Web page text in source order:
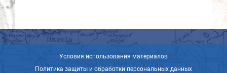
Условия использования материалов
Политика защиты и обработки персональных данных